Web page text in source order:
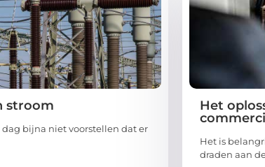
stroom
bijna niet voorstellen dat er
Het
Het is
draden aan